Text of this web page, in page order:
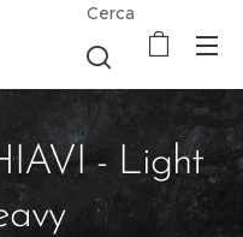
Cerca
- Light